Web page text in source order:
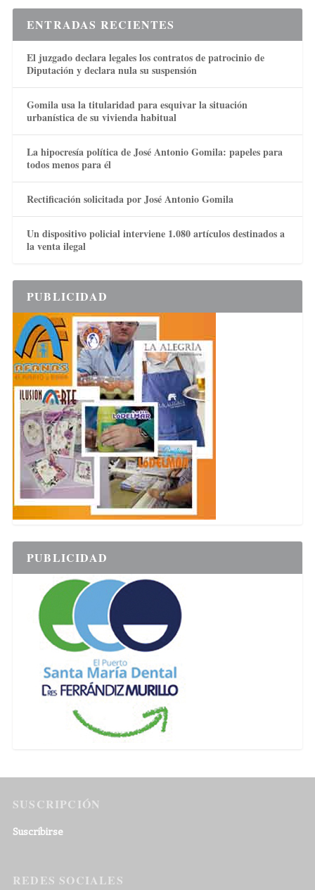
ENTRADAS RECIENTES
El juzgado declara legales los contratos de patrocinio de
Diputación y declara nula su suspensión
Gomila usa la titularidad para esquivar la situación
urbanística de su vivienda habitual
La hipocresía política de José Antonio Gomila: papeles para
todos menos para él
Rectificación solicitada por José Antonio Gomila
Un dispositivo policial interviene 1.080 artículos destinados a
la venta ilegal
PUBLICIDAD
PUBLICIDAD
SUSCRIPCIÓN
Suscribirse
REDES SOCIALES